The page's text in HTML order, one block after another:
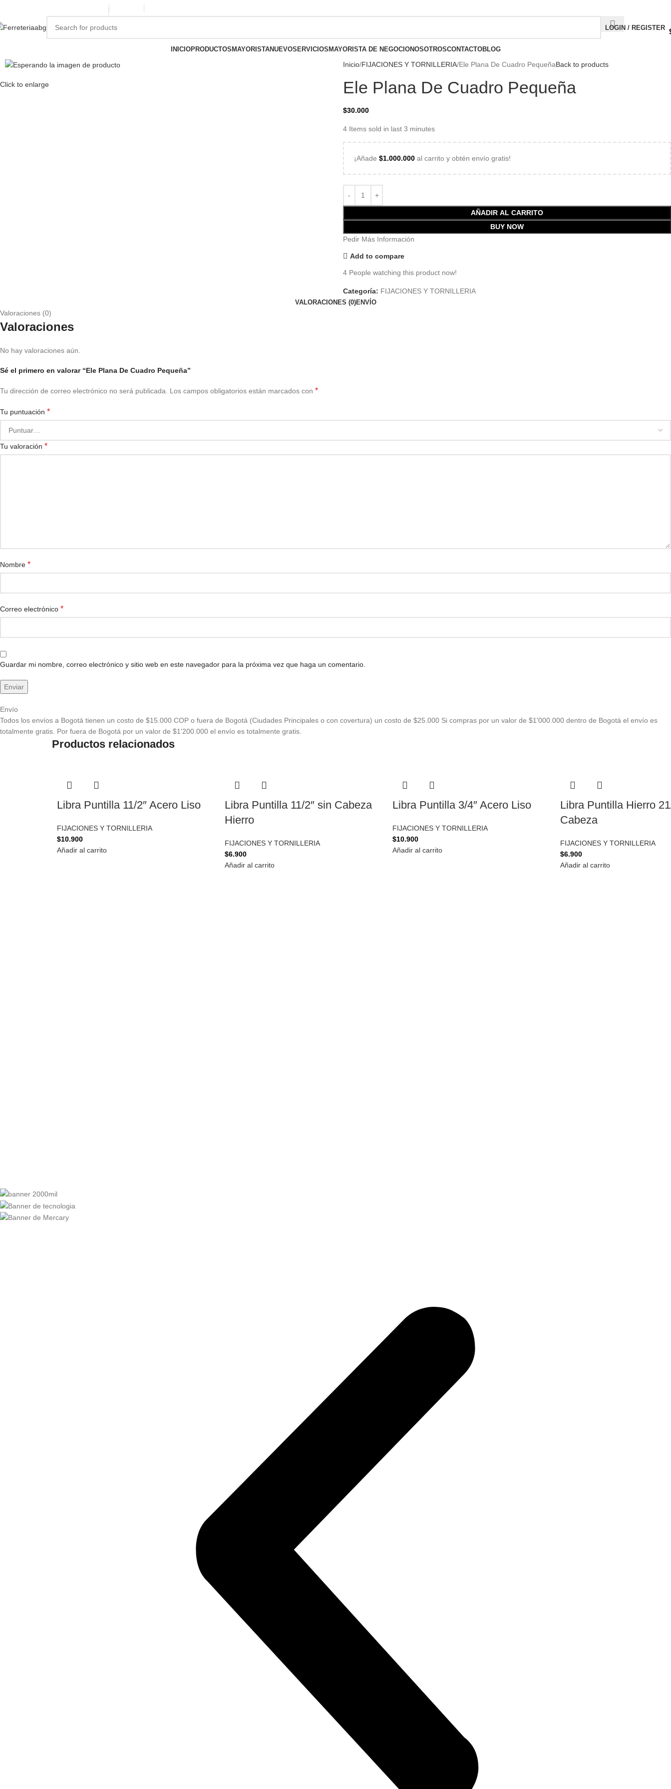
LOGIN / REGISTER
INICIOPRODUCTOSMAYORISTANUEVOSERVICIOSMAYORISTA DE NEGOCIONOSOTROSCONTACTOBLOG
Click to enlarge
Inicio FIJACIONES Y TORNILLERIA Ele Plana De Cuadro PequeñaBack to products
Ele Plana De Cuadro Pequeña
$30.000
4 Items sold in last 3 minutes
¡Añade $1.000.000 al carrito y obtén envío gratis!
AÑADIR AL CARRITO
BUY NOW
Pedir Más Información
Add to compare
4 People watching this product now!
Categoría: FIJACIONES Y TORNILLERIA
VALORACIONES (0)ENVÍO
Valoraciones (0)
Valoraciones
No hay valoraciones aún.
Sé el primero en valorar “Ele Plana De Cuadro Pequeña”
Tu dirección de correo electrónico no será publicada. Los campos obligatorios están marcados con *
Tu puntuación *
Tu valoración *
Nombre *
Correo electrónico *
Guardar mi nombre, correo electrónico y sitio web en este navegador para la próxima vez que haga un comentario.
Envío
Todos los envíos a Bogotá tienen un costo de $15.000 COP o fuera de Bogotá (Ciudades Principales o con covertura) un costo de $25.000 Si compras por un valor de $1'000.000 dentro de Bogotá el envío es
totalmente gratis. Por fuera de Bogotá por un valor de $1'200.000 el envío es totalmente gratis.
Productos relacionados
Libra Puntilla 11/2″ Acero Liso
FIJACIONES Y TORNILLERIA
$10.900
Añadir al carrito
Libra Puntilla 11/2″ sin Cabeza
Hierro
FIJACIONES Y TORNILLERIA
$6.900
Añadir al carrito
Libra Puntilla 3/4″ Acero Liso
FIJACIONES Y TORNILLERIA
$10.900
Añadir al carrito
Libra Puntilla Hierro
Cabeza
FIJACIONES Y TORNILLERIA
$6.900
Añadir al carrito